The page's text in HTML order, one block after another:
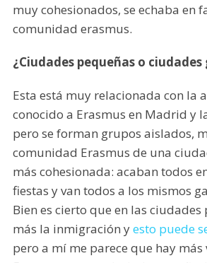
muy cohesionados, se echaba en
comunidad erasmus.
¿Ciudades pequeñas o ciudades
Esta está muy relacionada con la
conocido a Erasmus en Madrid y
pero se forman grupos aislados,
comunidad Erasmus de una
más cohesionada: acaban todos
fiestas y van todos a los mismos
Bien es cierto que en las ciudades
más la inmigración yesto puede
pero a mí me parece que hay más